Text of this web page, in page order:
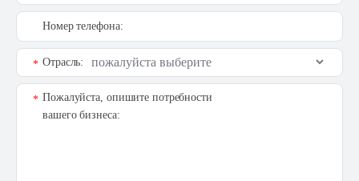
Номер телефона:
Отрасль:
*
Пожалуйста, опишите потребности
вашего бизнеса:
*